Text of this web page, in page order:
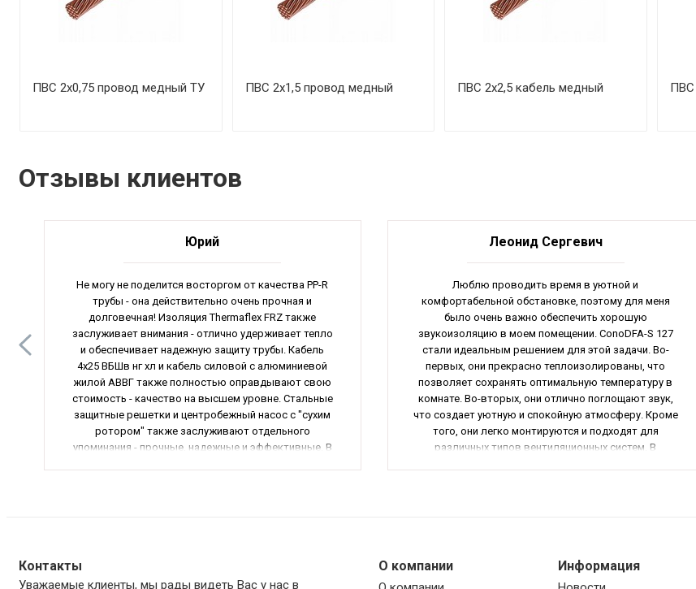
ПВС 2х0,75 провод медный ТУ ПВС 2х1,5 провод медный ПВС 2х2,5 кабель медный ПВС
Отзывы клиентов
Юрий
Не могу не поделится восторгом от качества PP-R
трубы - она действительно очень прочная и
долговечная! Изоляция Thermaflex FRZ также
заслуживает внимания - отлично удерживает тепло
и обеспечивает надежную защиту трубы. Кабель
4х25 ВБШв нг хл и кабель силовой с алюминиевой
жилой АВВГ также полностью оправдывают свою
стоимость - качество на высшем уровне. Стальные
защитные решетки и центробежный насос с "сухим
ротором" также заслуживают отдельного
упоминания - прочные, надежные и эффективные. В
Леонид Сергевич
Люблю проводить время в уютной и
комфортабельной обстановке, поэтому для меня
было очень важно обеспечить хорошую
звукоизоляцию в моем помещении. СonoDFA-S 127
стали идеальным решением для этой задачи. Во-
первых, они прекрасно теплоизолированы, что
позволяет сохранять оптимальную температуру в
комнате. Во-вторых, они отлично поглощают звук,
что создает уютную и спокойную атмосферу. Кроме
того, они легко монтируются и подходят для
различных типов вентиляционных систем. В
Контакты
Уважаемые клиенты, мы рады видеть Вас у нас в
О компании Информация